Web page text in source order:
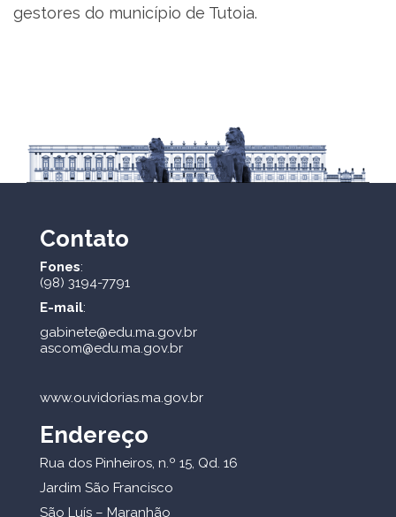
gestores do município de Tutoia.
Contato
Fones:
(98) 3194-7791
E-mail:
gabinete@edu.ma.gov.br
ascom@edu.ma.gov.br
www.ouvidorias.ma.gov.br
Endereço
Rua dos Pinheiros, n.º 15, Qd. 16
Jardim São Francisco
São Luís – Maranhão